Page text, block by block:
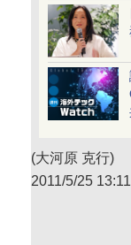
(大河原 克行)
2011/5/25 13:11